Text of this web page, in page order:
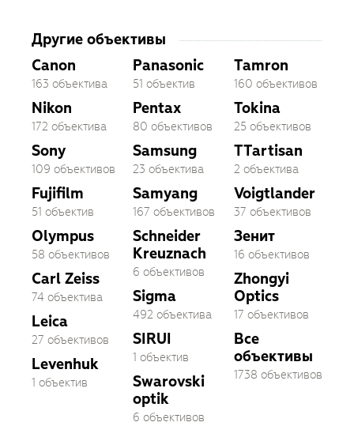
Другие объективы
Canon
163 объектива
Nikon
172 объектива
Sony
109 объективов
Fujifilm
51 объектив
Olympus
58 объективов
Carl Zeiss
74 объектива
Leica
27 объективов
Levenhuk
1 объектив
Panasonic
51 объектив
Pentax
80 объективов
Samsung
23 объектива
Samyang
167 объективов
Schneider
Kreuznach
6 объективов
Sigma
492 объектива
SIRUI
1 объектив
Swarovski
optik
6 объективов
Tamron
160 объективов
Tokina
25 объективов
TTartisan
2 объектива
Voigtlander
37 объективов
Зенит
16 объективов
Zhongyi
Optics
17 объективов
Все
объективы
1738 объективов